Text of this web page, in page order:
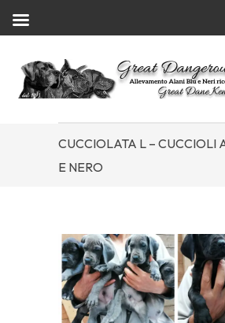
CUCCIOLATA L – CUCCIOLI
E NERO